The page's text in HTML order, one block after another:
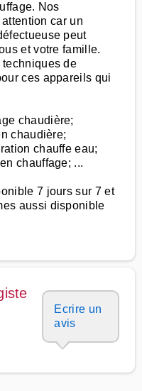
Nos
car un
peut
et votre famille.
techniques de
ces appareils qui
chaudière;
chaudière;
chauffe eau;
chauffage; ...
7 jours sur 7 et
aussi disponible
Ecrire un
avis